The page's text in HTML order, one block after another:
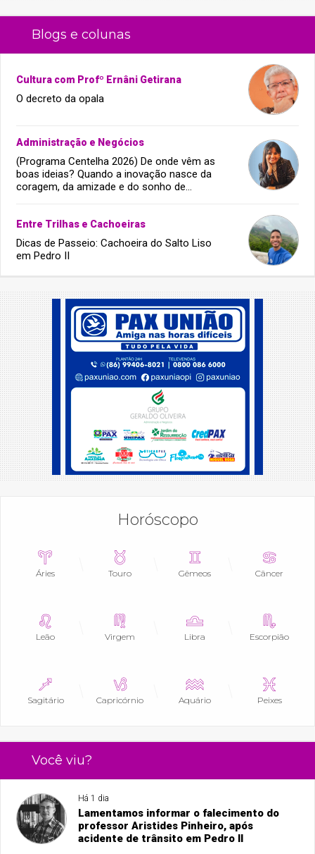
Blogs e colunas
Cultura com Profº Ernâni Getirana
O decreto da opala
Administração e Negócios
(Programa Centelha 2026) De onde vêm as
boas ideias? Quando a inovação nasce da
coragem, da amizade e do sonho de
Entre Trilhas e Cachoeiras
Dicas de Passeio: Cachoeira do Salto Liso
em Pedro II
Horóscopo
Áries Touro Gêmeos Câncer
Leão Virgem Libra Escorpião
Sagitário Capricórnio Aquário Peixes
Você viu?
Há 1 dia
Lamentamos informar o falecimento do
professor Aristides Pinheiro, após
acidente de trânsito em Pedro II